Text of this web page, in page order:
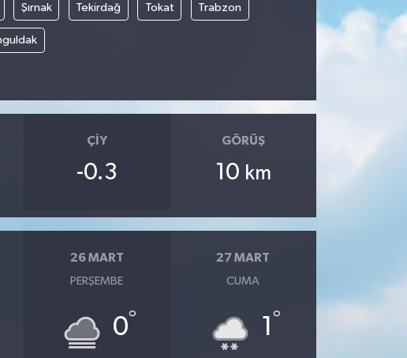
Şırnak Tekirdağ Tokat Trabzon
ÇIY
-0.3
GÖRÜŞ
10 km
26 MART
PERŞEMBE
0°
27 MART
CUMA
1 °